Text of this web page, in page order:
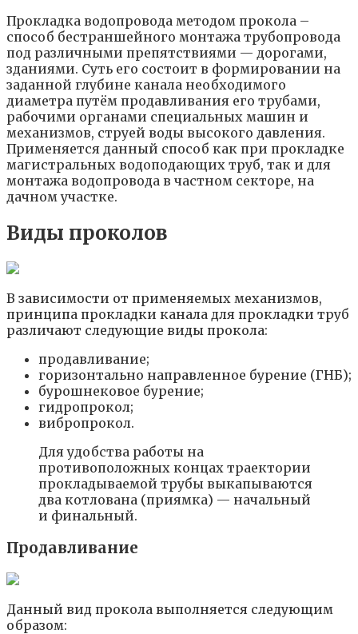
Прокладка водопровода методом прокола –
способ бестраншейного монтажа трубопровода
под различными препятствиями — дорогами,
зданиями. Суть его состоит в формировании на
заданной глубине канала необходимого
диаметра путём продавливания его трубами,
рабочими органами специальных машин и
механизмов, струей воды высокого давления.
Применяется данный способ как при прокладке
магистральных водоподающих труб, так и для
монтажа водопровода в частном секторе, на
дачном участке.
Виды проколов
В зависимости от применяемых механизмов,
принципа прокладки канала для прокладки труб
различают следующие виды прокола:
продавливание;
горизонтально направленное бурение (ГНБ);
бурошнековое бурение;
гидропрокол;
вибропрокол.
Для удобства работы на
противоположных концах траектории
прокладываемой трубы выкапываются
два котлована (приямка) — начальный
и финальный.
Продавливание
Данный вид прокола выполняется следующим
образом: